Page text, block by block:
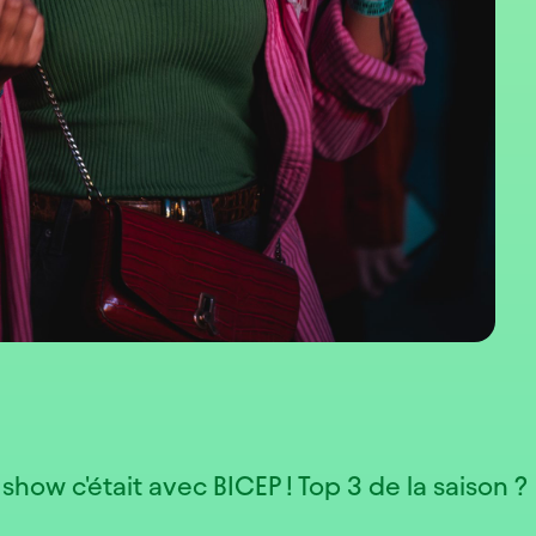
c'était avec BICEP ! Top 3 de la saison ?